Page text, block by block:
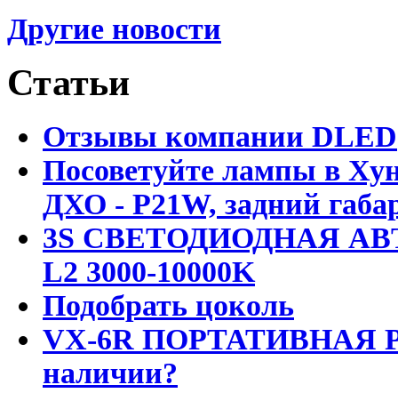
Другие новости
Статьи
Отзывы компании DLED
Посоветуйте лампы в
ДХО - P21W, задний
3S СВЕТОДИОДНАЯ
L2 3000-10000K
Подобрать цоколь
VX-6R ПОРТАТИВНАЯ
наличии?